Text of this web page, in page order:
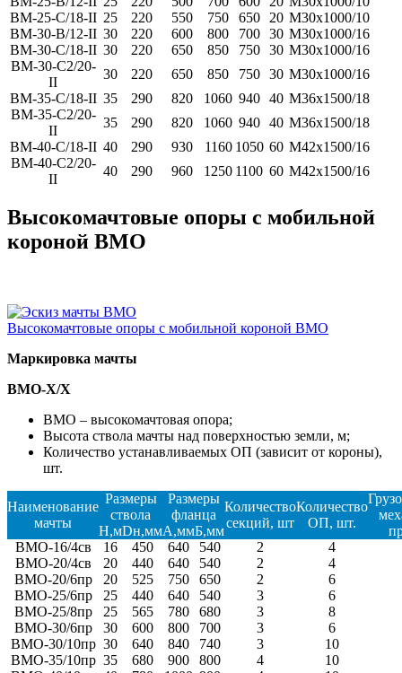
ВМ-25-C/18-II 25 220 550 750 650 20 М30х1000/10
ВМ-30-B/12-II 30 220 600 800 700 30 М30х1000/16
BM-30-C/18-II 30 220 650 850 750 30 М30х1000/16
BM-30-C2/20-
II
30 220 650 850 750 30 М30х1000/16
BM-35-C/18-II 35 290 820 1060 940 40 М36х1500/18
BM-35-C2/20-
II
35 290 820 1060 940 40 М36х1500/18
BM-40-C/18-II 40 290 930 1160 1050 60 М42х1500/16
BM-40-C2/20-
II
40 290 960 1250 1100 60 М42х1500/16
Bысокомачтовые опоры с мобильной
короной ВМО
Bысокомачтовые опоры с мобильной короной ВМО
Маркировка мачты
ВМО-Х/Х
ВМО – высокомачтовая опора;
Высота ствола мачты над поверхностью земли, м;
Количество устанавливаемых ОП (зависит от короны),
шт.
Наименование
мачты
Размеры
ствола
Размеры
фланца
Количество
секций, шт
Количество
ОП, шт.
H,мDн,ммA,ммБ,мм
ВМО-16/4св
16 450 640 540 2
4
ВМО-20/4св
20 440 640 540 2
4
ВМО-20/6пр
20 525 750 650 2
6
ВМО-25/6пр
25 440 640 540 3
6
ВМО-25/8пр
25 565 780 680 3
8
ВМО-30/6пр
30 600 800 700 3
6
ВМО-30/10пр 30 640 840 740 3
10
ВМО-35/10пр 35 680 900 800 4
10